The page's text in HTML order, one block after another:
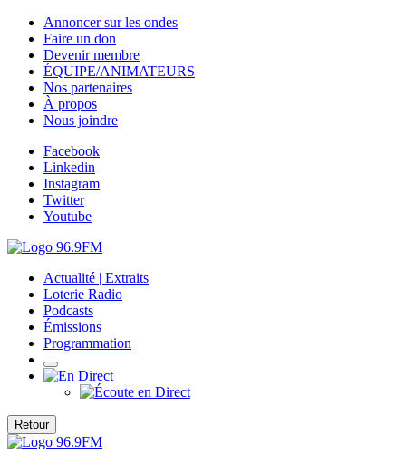
Annoncer sur les ondes
Faire un don
Devenir membre
ÉQUIPE/ANIMATEURS
Nos partenaires
À propos
Nous joindre
Facebook
Linkedin
Instagram
Twitter
Youtube
Actualité | Extraits
Loterie Radio
Podcasts
Émissions
Programmation
Retour